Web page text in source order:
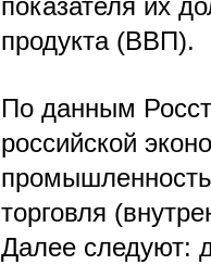
показателя их
продукта (ВВП).
По данным
российской
торговля
Далее следуют: